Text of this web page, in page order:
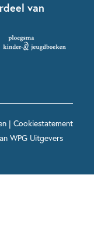
van
| Cookiestatement
WPG Uitgevers